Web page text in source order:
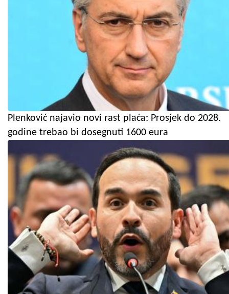
Plenković najavio novi rast plaća: Prosjek do 2028.
godine trebao bi dosegnuti 1600 eura